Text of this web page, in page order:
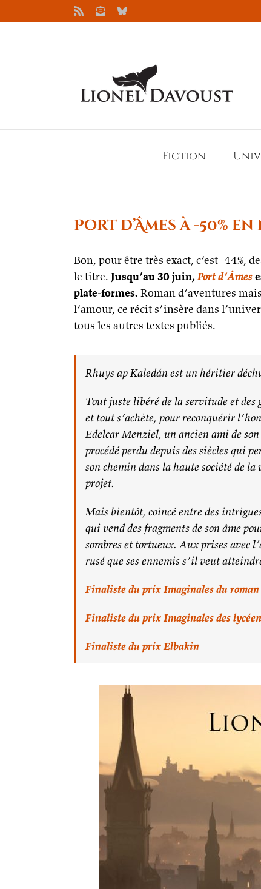
au
Rss Newsletter
Bluesky
Fiction
Port d’Âmes à -50%
Bon, pour être très exact, c’est -44%,
le titre. Jusqu’au 30 juin,Port d’Âmes
plate-formes. Roman d’aventures
l’amour, ce récit s’insère dans
tous les autres textes publiés.
Rhuys ap Kaledán est un héritier
Tout juste libéré de la servitude et
et tout s’achète, pour reconquérir
Edelcar Menziel, un ancien ami de
procédé perdu depuis des siècles qui
son chemin dans la haute société de
projet.
Mais bientôt, coincé entre des
qui vend des fragments de son âme
sombres et tortueux. Aux prises avec
rusé que ses ennemis s’il veut
Finaliste du prix Imaginales du roman
Finaliste du prix Imaginales des
Finaliste du prix Elbakin